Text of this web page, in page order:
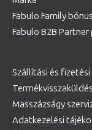
Fabulo Family
Fabulo B2B
Szállítási és
Masszázságy
Adatkezelési